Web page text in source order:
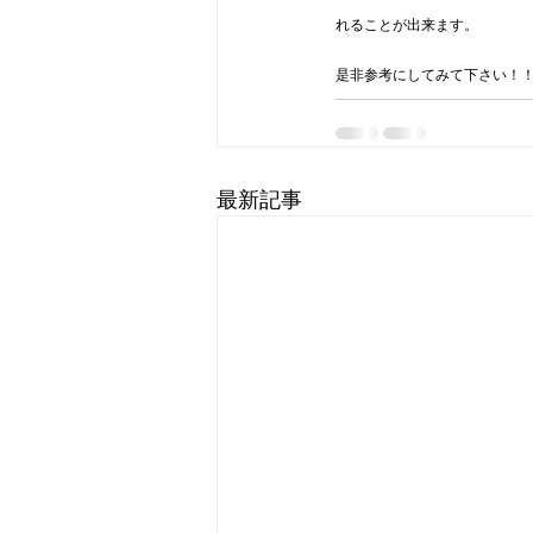
れることが出来ます。
是非参考にしてみて下さい！
最新記事